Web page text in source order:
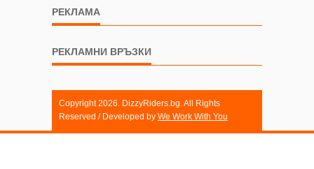
РЕКЛАМА
РЕКЛАМНИ ВРЪЗКИ
Copyright 2026. DizzyRiders.bg. All Rights
Reserved / Developed by We Work With You